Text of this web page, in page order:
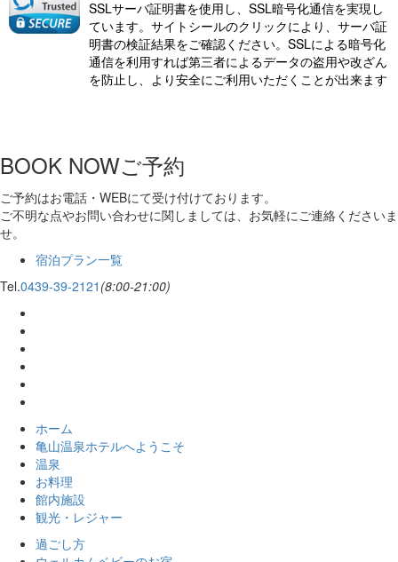
SSLサーバ証明書を使用し、SSL暗号化通信を実現し
ています。サイトシールのクリックにより、サーバ証
明書の検証結果をご確認ください。SSLによる暗号化
通信を利用すれば第三者によるデータの盗用や改ざん
を防止し、より安全にご利用いただくことが出来ます
BOOK NOWご予約
ご予約はお電話・WEBにて受け付けております。
ご不明な点やお問い合わせに関しましては、お気軽にご連絡くださいま
せ。
宿泊プラン一覧
Tel.0439-39-2121 (8:00-21:00)
ホーム
亀山温泉ホテルへようこそ
温泉
お料理
館内施設
観光・レジャー
過ごし方